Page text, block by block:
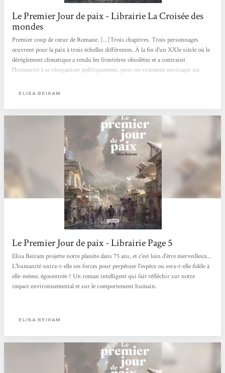
Le Premier Jour de paix - Librairie La Croisée des
mondes
Premier coup de cœur de Romane. [...]Trois chapitres. Trois personnages
œuvrent pour la paix à trois échelles différentes. À la fin d'un XXIe siècle où le
dérèglement climatique a rendu les frontières obsolètes et a contraint
l'humanité à se réorganiser politiquement, peut-on vraiment envisager un
angoisses de notre époque et permet sans céder à la naïveté de conserver l'espoir
ELISA BEIRAM
Le Premier Jour de paix - Librairie Page 5
Elisa Beiram projette notre planète dans 75 ans, et c'est loin d'être merveilleux...
L'humanité unira-t-elle ses forces pour perpétuer l'espèce ou sera-t-elle fidèle à
elle-même, égocentrée ? Un roman intelligent qui fait réfléchir sur notre
impact environnemental et sur le comportement humain.
ELISA BEIRAM